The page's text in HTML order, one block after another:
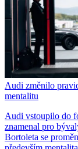
Audi změnilo
mentalitu
Audi vstoupilo do
znamenal pro
Bortoleta se